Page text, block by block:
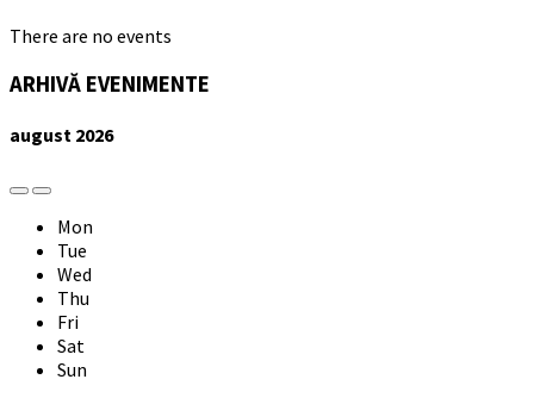
There are no events
ARHIVĂ EVENIMENTE
august 2026
Previous
Month
Next
Month
Mon
Tue
Wed
Thu
Fri
Sat
Sun